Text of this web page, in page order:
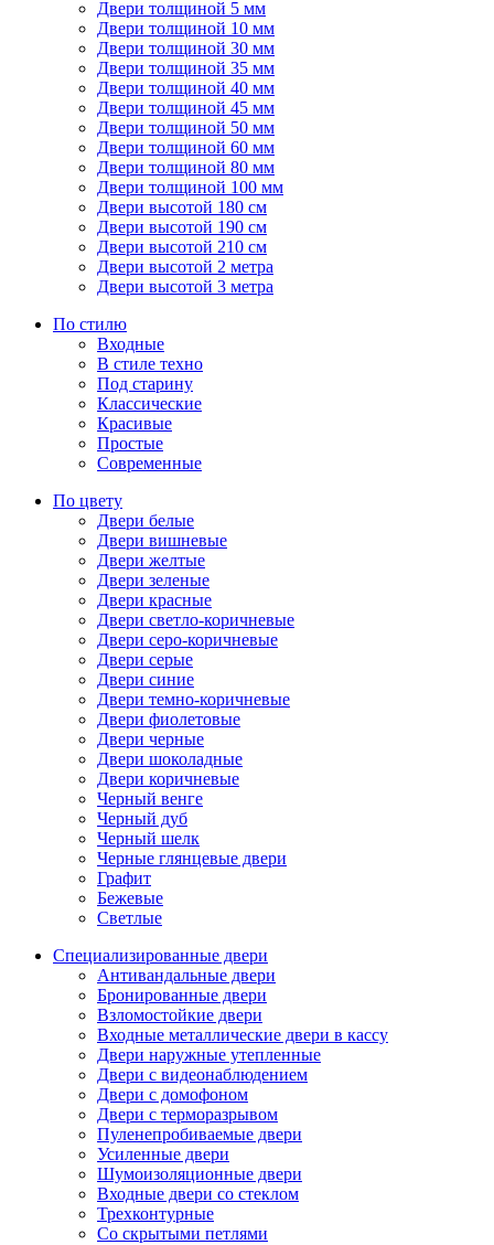
Двери толщиной 5 мм
Двери толщиной 10 мм
Двери толщиной 30 мм
Двери толщиной 35 мм
Двери толщиной 40 мм
Двери толщиной 45 мм
Двери толщиной 50 мм
Двери толщиной 60 мм
Двери толщиной 80 мм
Двери толщиной 100 мм
Двери высотой 180 см
Двери высотой 190 см
Двери высотой 210 см
Двери высотой 2 метра
Двери высотой 3 метра
По стилю
Входные
В стиле техно
Под старину
Классические
Красивые
Простые
Современные
По цвету
Двери белые
Двери вишневые
Двери желтые
Двери зеленые
Двери красные
Двери светло-коричневые
Двери серо-коричневые
Двери серые
Двери синие
Двери темно-коричневые
Двери фиолетовые
Двери черные
Двери шоколадные
Двери коричневые
Черный венге
Черный дуб
Черный шелк
Черные глянцевые двери
Графит
Бежевые
Светлые
Специализированные двери
Антивандальные двери
Бронированные двери
Взломостойкие двери
Входные металлические двери в кассу
Двери наружные утепленные
Двери с видеонаблюдением
Двери с домофоном
Двери с терморазрывом
Пуленепробиваемые двери
Усиленные двери
Шумоизоляционные двери
Входные двери со стеклом
Трехконтурные
Со скрытыми петлями